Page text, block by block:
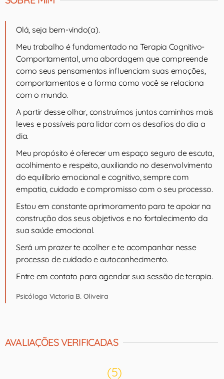
Olá, seja bem-vindo(a).
Meu trabalho é fundamentado na Terapia Cognitivo-
Comportamental, uma abordagem que compreende
como seus pensamentos influenciam suas emoções,
comportamentos e a forma como você se relaciona
com o mundo.
A partir desse olhar, construímos juntos caminhos mais
leves e possíveis para lidar com os desafios do dia a
dia.
Meu propósito é oferecer um espaço seguro de escuta,
acolhimento e respeito, auxiliando no desenvolvimento
do equilíbrio emocional e cognitivo, sempre com
empatia, cuidado e compromisso com o seu processo.
Estou em constante aprimoramento para te apoiar na
construção dos seus objetivos e no fortalecimento da
sua saúde emocional.
Será um prazer te acolher e te acompanhar nesse
processo de cuidado e autoconhecimento.
Entre em contato para agendar sua sessão de terapia.
Psicóloga Victoria B. Oliveira
AVALIAÇÕES VERIFICADAS
(5)